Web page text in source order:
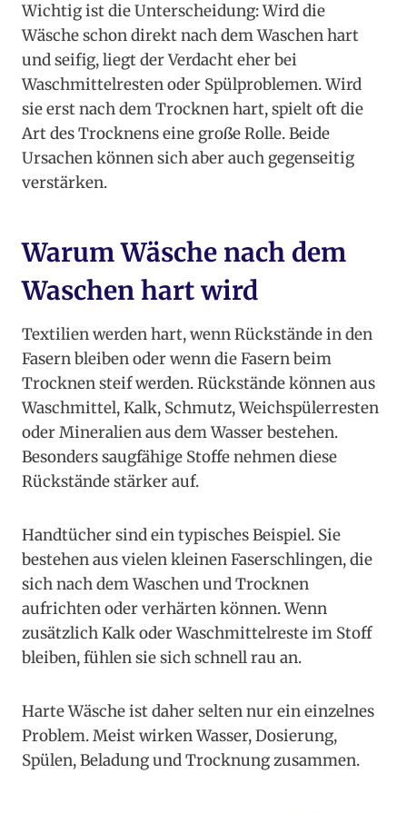
Wichtig ist die Unterscheidung: Wird die
Wäsche schon direkt nach dem Waschen hart
und seifig, liegt der Verdacht eher bei
Waschmittelresten oder Spülproblemen. Wird
sie erst nach dem Trocknen hart, spielt oft die
Art des Trocknens eine große Rolle. Beide
Ursachen können sich aber auch gegenseitig
verstärken.
Warum Wäsche nach dem
Waschen hart wird
Textilien werden hart, wenn Rückstände in den
Fasern bleiben oder wenn die Fasern beim
Trocknen steif werden. Rückstände können aus
Waschmittel, Kalk, Schmutz, Weichspülerresten
oder Mineralien aus dem Wasser bestehen.
Besonders saugfähige Stoffe nehmen diese
Rückstände stärker auf.
Handtücher sind ein typisches Beispiel. Sie
bestehen aus vielen kleinen Faserschlingen, die
sich nach dem Waschen und Trocknen
aufrichten oder verhärten können. Wenn
zusätzlich Kalk oder Waschmittelreste im Stoff
bleiben, fühlen sie sich schnell rau an.
Harte Wäsche ist daher selten nur ein einzelnes
Problem. Meist wirken Wasser, Dosierung,
Spülen, Beladung und Trocknung zusammen.